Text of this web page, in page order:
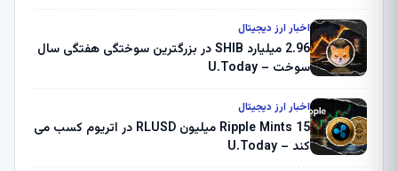
اخبار ارز دیجیتال
2.96 میلیارد SHIB در بزرگترین سوختگی هفتگی سال
سوخت – U.Today
اخبار ارز دیجیتال
Ripple Mints 15 میلیون RLUSD در اتریوم کسب می
کند – U.Today